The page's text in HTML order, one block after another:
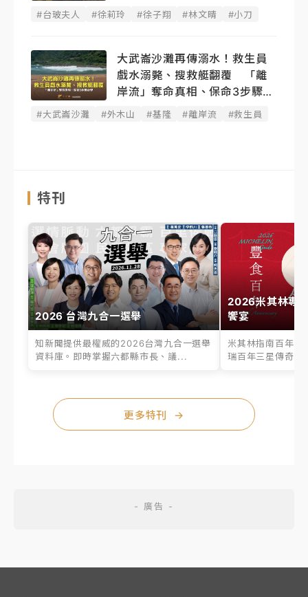
#台玻夫人 #徐莉玲 #徐子翔 #林文晴 #小刀
大武崙沙灘再傳溺水！救生員
戲水溺斃、搜救艇翻覆 「離
岸流」奪命真相、保命3步驟必
學
#大武崙沙灘 #外木山 #基隆 #離岸流 #救生員
特刊
2026 台灣九合一選舉
知新聞提供最權威的2026台灣九合一選舉
資料庫。即時掌握六都縣市長、議...
2026米其林專
饗宴
米其林指南百年之
瑞百年三星傳奇、
更多特刊 →